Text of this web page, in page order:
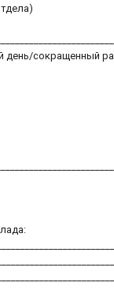
день/сокращенный